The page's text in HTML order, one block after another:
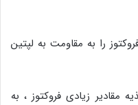
را به مقاومت به لپتین
زیادی فروکتوز ، به